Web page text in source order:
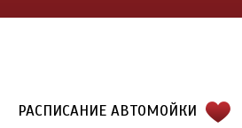
РАСПИСАНИЕ АВТОМОЙКИ